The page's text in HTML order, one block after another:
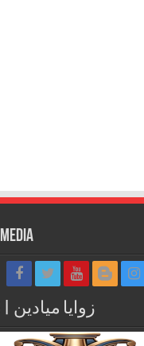
Mayadin Columns | زوايا ميادين